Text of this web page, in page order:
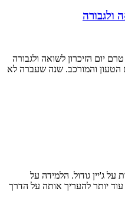
ולגבורה
יום הזיכרון לשואה ולגבורה
הטעון והמורכב. שנה שעברה לא
ג'יין גודול. הלמידה על
עוד יותר להעריך אותה על הדרך